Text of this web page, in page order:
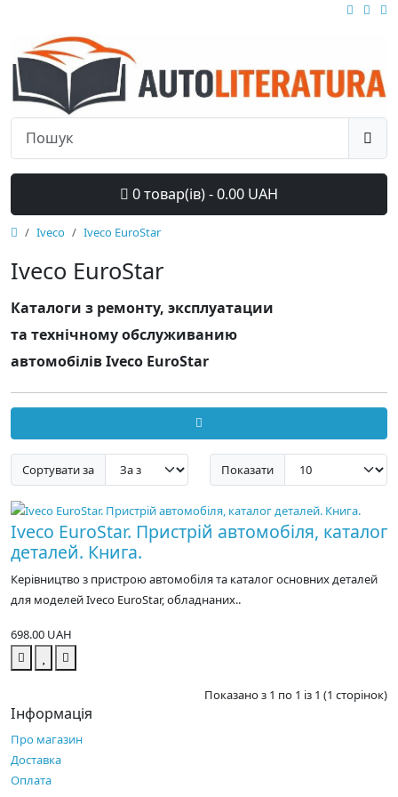
0 товар(ів) - 0.00 UAH
Iveco Iveco EuroStar
Iveco EuroStar
Каталоги з ремонту, эксплуатации
та технічному обслуживанию
автомобілів Iveco EuroStar
Сортувати за Показати
Iveco EuroStar. Пристрій автомобіля, каталог
деталей. Книга.
Керівництво з пристрою автомобіля та каталог основних деталей
для моделей Iveco EuroStar, обладнаних..
698.00 UAH
Показано з 1 по 1 із 1 (1 сторінок)
Інформація
Про магазин
Доставка
Оплата